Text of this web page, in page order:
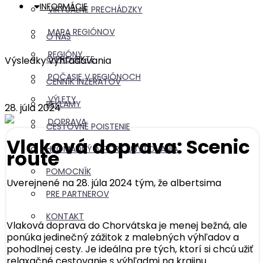
VIRTUÁLNE PRECHÁDZKY
MAPA REGIÓNOV
REGIÓNY
POČASIE V REGIÓNOCH
VÝLETY
DOPRAVA
INFORMÁCIE
O NÁS
O PROJEKTE
CENNÍK INZERÁTOV
REKLAMY
CESTOVNÉ POISTENIE
HROMADNÝ IMPORT UBYTOVANIA
POMOCNÍK
PRE PARTNEROV
KONTAKT
Výsledky vyhľadávania
28. júla 2024
Vlaková doprava: Scenic
route
Uverejnené na 28. júla 2024 tým, žealbertsima
Vlaková doprava do Chorvátska je menej bežná, ale
ponúka jedinečný zážitok z malebných výhľadov a
pohodlnej cesty. Je ideálna pre tých, ktorí si chcú užiť